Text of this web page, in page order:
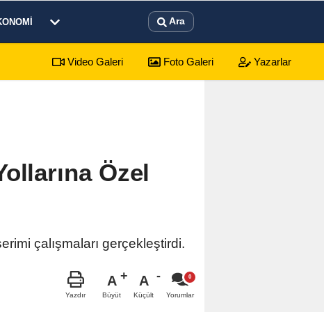
Ara
1 Ölü, 15 Yaralı 14:59 8 Ağustos
Video Galeri Foto Galeri Yazarlar
Özel
çalışmaları gerçekleştirdi.
Yazdır
A
Büyüt
A
Küçült Yorumlar